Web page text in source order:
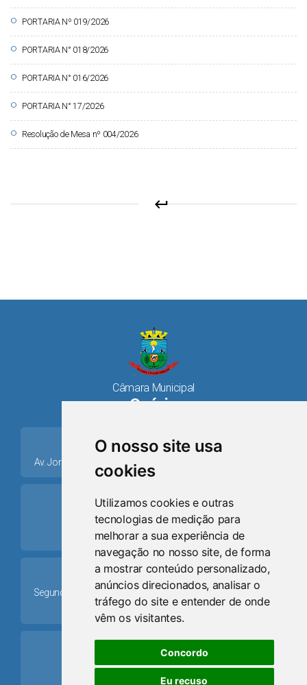
O nosso site usa
cookies
Utilizamos cookies e outras
tecnologias de medição para
melhorar a sua experiência de
navegação no nosso site, de forma
a mostrar conteúdo personalizado,
anúncios direcionados, analisar o
tráfego do site e entender de onde
vêm os visitantes.
Concordo
Eu recuso
circle PORTARIA Nº 019/2026
circle PORTARIA N° 018/2026
circle PORTARIA N° 016/2026
circle PORTARIA N° 17/2026
circle Resolução de Mesa nº 004/2026
keyboard_return
Câmara Municipal
Osório
place
Av. Jorge Dariva, 1211, Centro CEP: 95520.000 - Osório/RS
ring_volume
Telefone
(51) 9 8024-0884
Schedule
Segunda-feira a Sexta-feira: 08h às 12h e das 13h30min às
17h30min
mail
Email
camaraosorio@gmail.com